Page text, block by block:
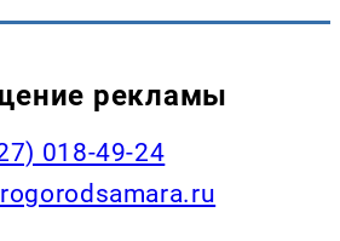
рекламы
018-49-24